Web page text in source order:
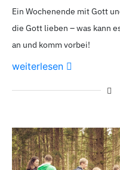
Ein Wochenende mit Gott
die Gott lieben – was kann
an und komm vorbei!
weiterlesen